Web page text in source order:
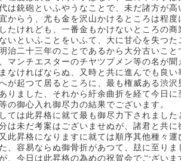
は銃砲といふやうなことで、未だ諸方が
からう、尤も金を沢山かけるところは程
たけれども、一番金もかけないところの
いといふことをいふて、大に甘心を失つ
治二十三年のことであるから大分古いこ
マンチエスターのチヤツプメン等の名が
なければならぬ、又時と共に進んでも良
が起つて居るところに、最も権威ある渋
りました、それから紆余曲折を経て今日
の御心入れ御尽力の結果でございます。
ては此昇格に就て最も御尽力下されまし
は未だ考案はございませぬが、諸君と共
此昇格になりますに就ては順序其他種々
、容易ならぬ御骨折があつて、玆に至り
、今日は此昇格の為めの祝賀会でござい